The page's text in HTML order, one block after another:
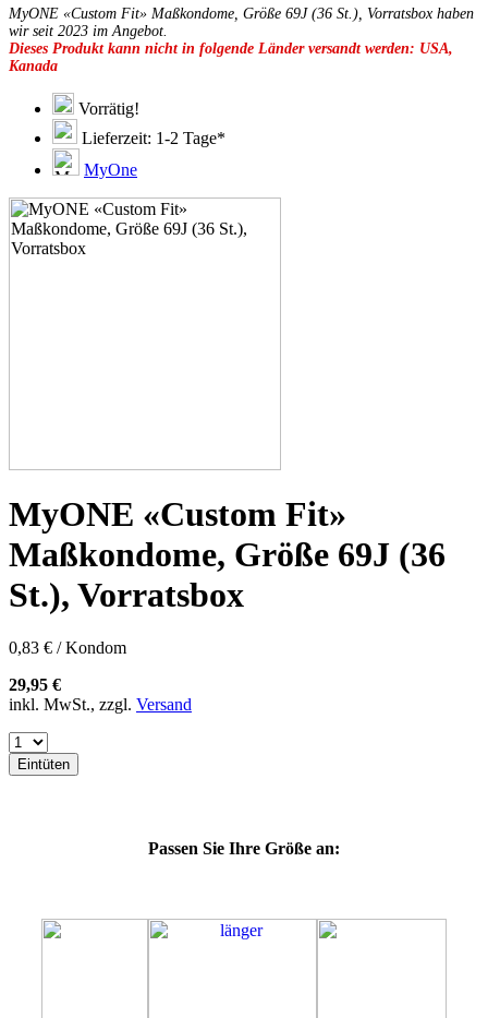
49D
49E
49F
49G
51C
51D
51E
51F
51G
53C
53D
53E
57G
57H
57K
60E
60F
60G
60J
60K
60L
64E
64K
64L
MyONE «Custom Fit» Maßkondome, Größe 69J (36 St.), Vorratsbox haben
wir seit 2023 im Angebot.
Dieses Produkt kann nicht in folgende Länder versandt werden: USA,
Kanada
Vorrätig!
Lieferzeit: 1-2 Tage*
MyOne
MyONE «Custom Fit»
Maßkondome, Größe 69J (36
St.), Vorratsbox
0,83 € / Kondom
29,95 €
inkl. MwSt., zzgl. Versand
Eintüten
Passen Sie Ihre Größe an: